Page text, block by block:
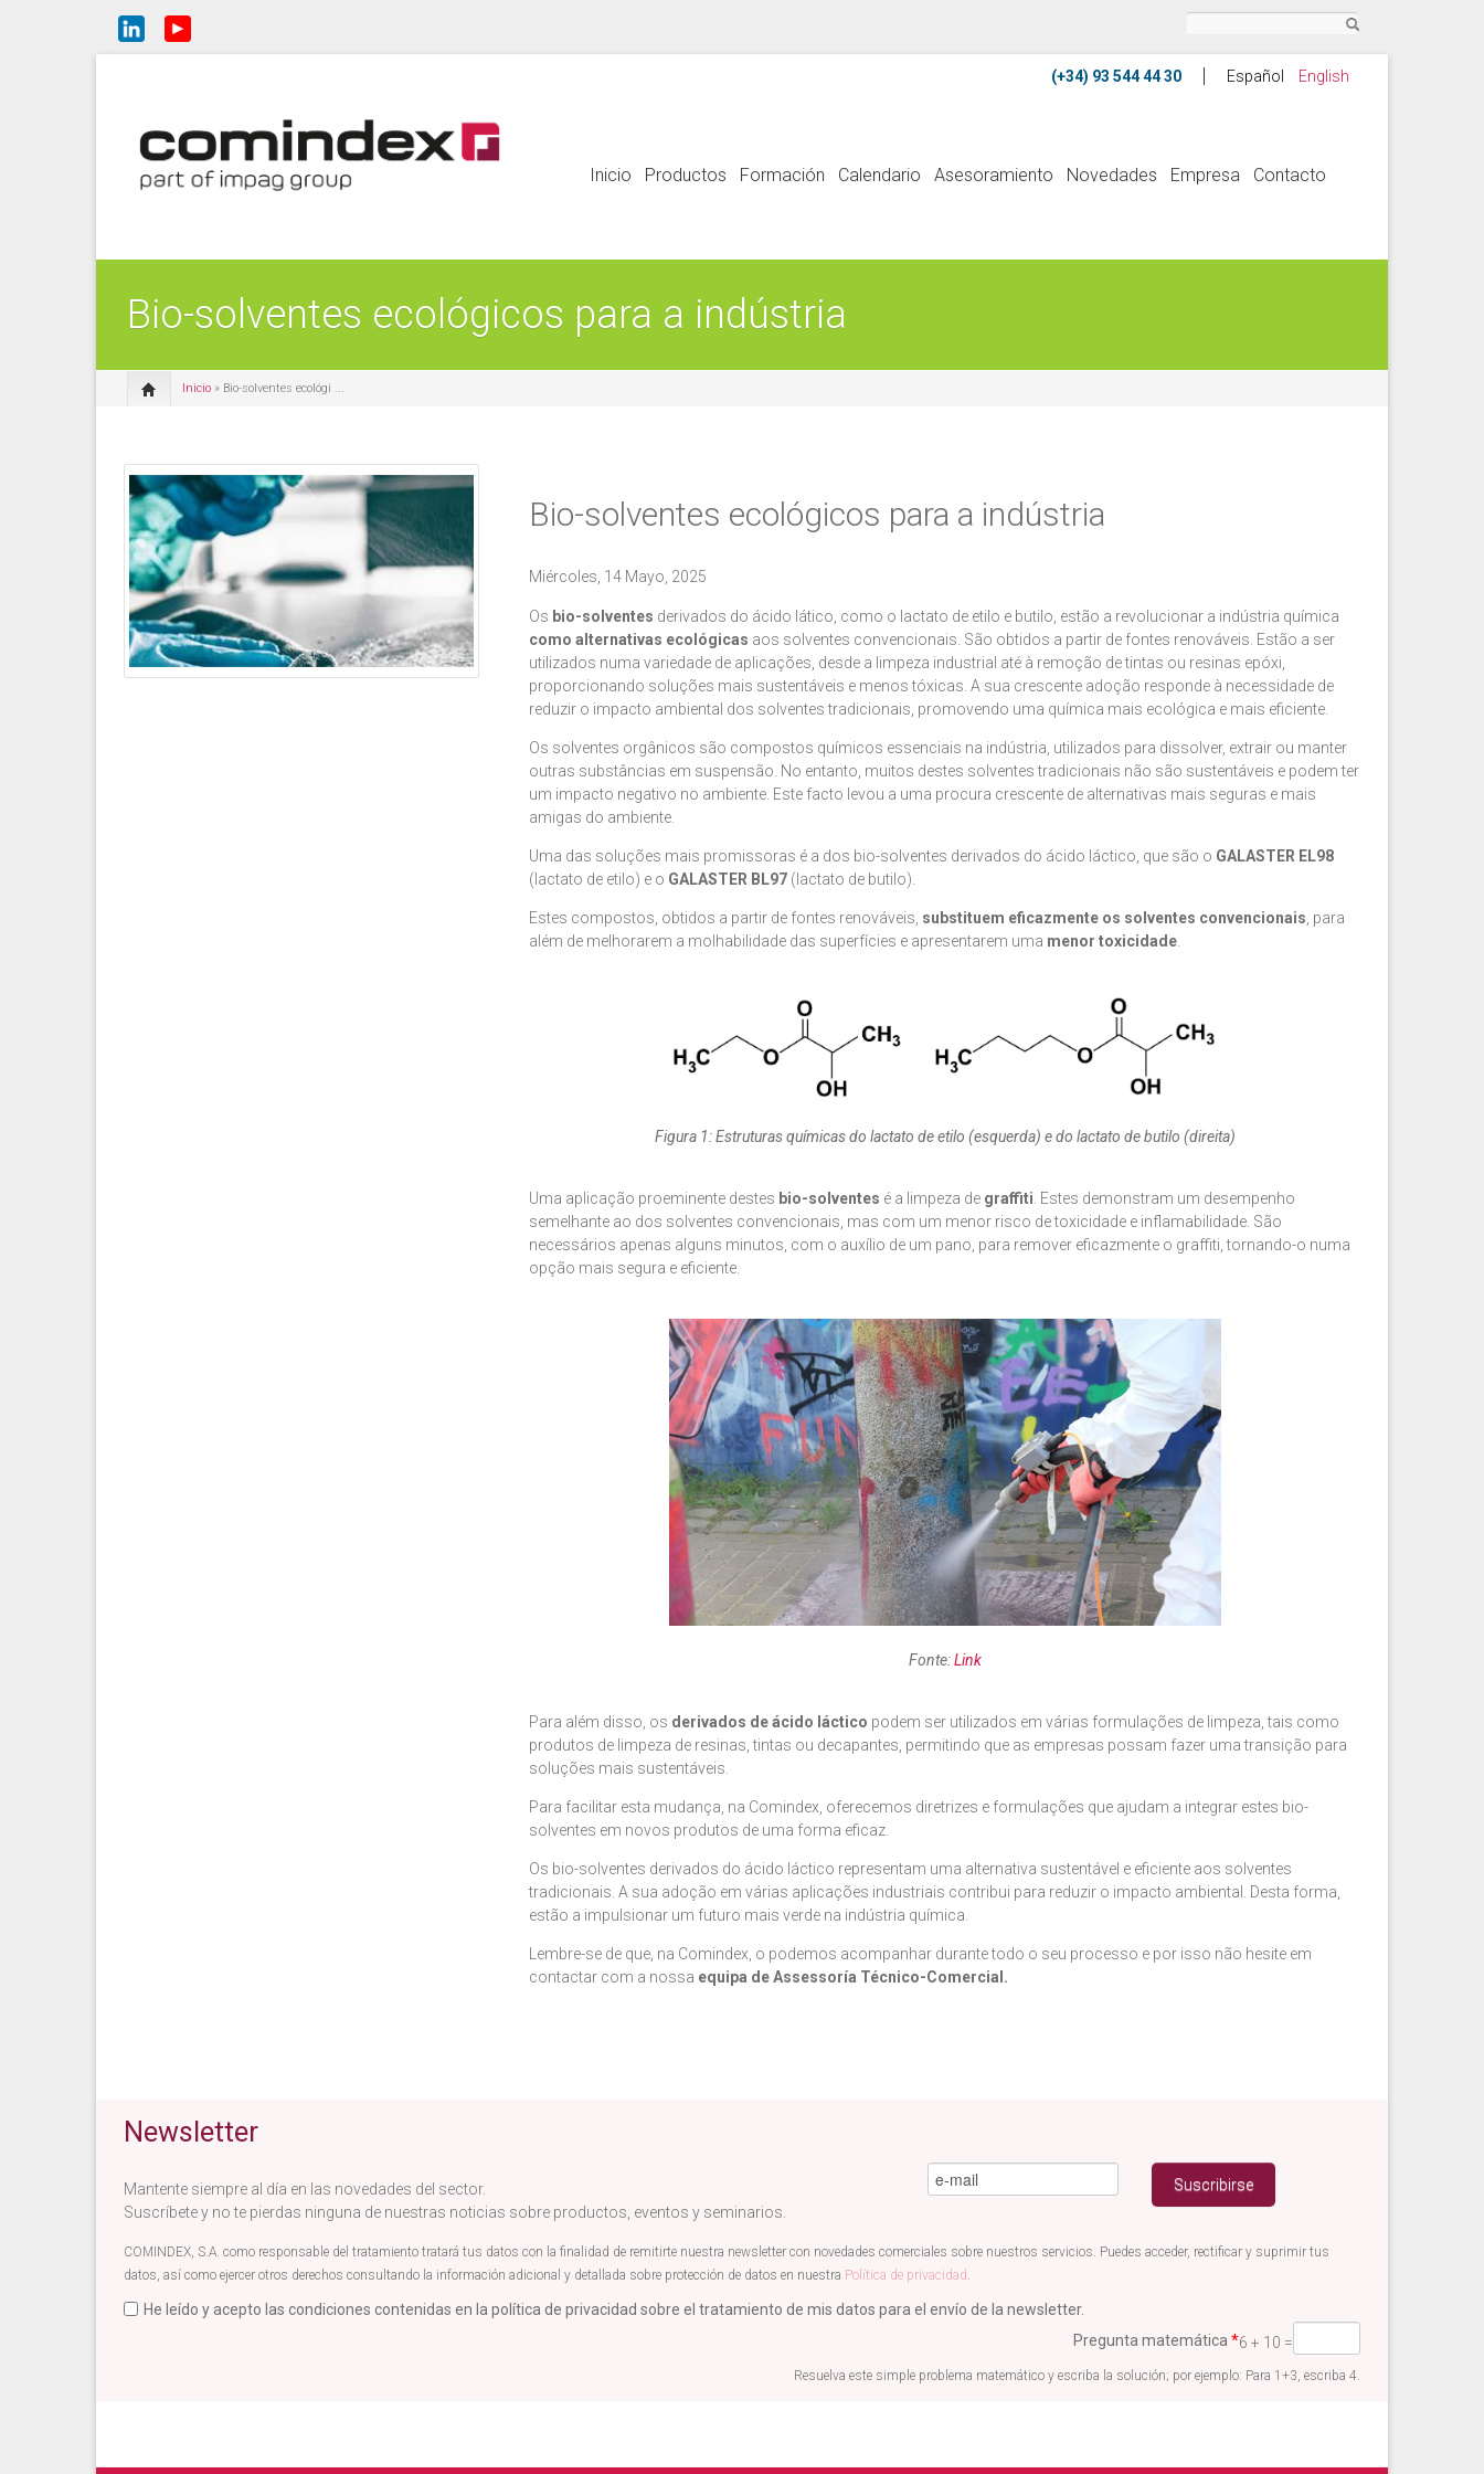
Español English
Inicio Productos Formación Calendario Asesoramiento Novedades Empresa Contacto
Bio-solventes ecológicos para a indústria
Inicio » Bio-solventes ecológi ...
Bio-solventes ecológicos para a indústria
Miércoles, 14 Mayo, 2025
Os bio-solventes derivados do ácido lático, como o lactato de etilo e butilo, estão a revolucionar a indústria química
como alternativas ecológicas aos solventes convencionais. São obtidos a partir de fontes renováveis. Estão a ser
utilizados numa variedade de aplicações, desde a limpeza industrial até à remoção de tintas ou resinas epóxi,
proporcionando soluções mais sustentáveis e menos tóxicas. A sua crescente adoção responde à necessidade de
reduzir o impacto ambiental dos solventes tradicionais, promovendo uma química mais ecológica e mais eficiente.
Os solventes orgânicos são compostos químicos essenciais na indústria, utilizados para dissolver, extrair ou manter
outras substâncias em suspensão. No entanto, muitos destes solventes tradicionais não são sustentáveis e podem ter
um impacto negativo no ambiente. Este facto levou a uma procura crescente de alternativas mais seguras e mais
amigas do ambiente.
Uma das soluções mais promissoras é a dos bio-solventes derivados do ácido láctico, que são o GALASTER EL98
(lactato de etilo) e o GALASTER BL97 (lactato de butilo).
Estes compostos, obtidos a partir de fontes renováveis, substituem eficazmente os solventes convencionais , para
além de melhorarem a molhabilidade das superfícies e apresentarem uma menor toxicidade
Figura 1: Estruturas químicas do lactato de etilo (esquerda) e do lactato de butilo (direita)
Uma aplicação proeminente destes bio-solventes é a limpeza de graffiti . Estes demonstram um desempenho
semelhante ao dos solventes convencionais, mas com um menor risco de toxicidade e inflamabilidade. São
necessários apenas alguns minutos, com o auxílio de um pano, para remover eficazmente o graffiti, tornando-o numa
opção mais segura e eficiente.
Fonte:Link
Para além disso, os derivados de ácido láctico podem ser utilizados em várias formulações de limpeza, tais como
produtos de limpeza de resinas, tintas ou decapantes, permitindo que as empresas possam fazer uma transição para
soluções mais sustentáveis.
Para facilitar esta mudança, na Comindex, oferecemos diretrizes e formulações que ajudam a integrar estes bio-
solventes em novos produtos de uma forma eficaz.
Os bio-solventes derivados do ácido láctico representam uma alternativa sustentável e eficiente aos solventes
tradicionais. A sua adoção em várias aplicações industriais contribui para reduzir o impacto ambiental. Desta forma,
estão a impulsionar um futuro mais verde na indústria química.
Lembre-se de que, na Comindex, o podemos acompanhar durante todo o seu processo e por isso não hesite em
contactar com a nossa equipa de Assessoría Técnico-Comercial.
Newsletter
Mantente siempre al día en las novedades del sector.
Suscríbete y no te pierdas ninguna de nuestras noticias sobre productos, eventos y seminarios.
e-mail*
He leído y acepto las condiciones contenidas en la política de privacidad sobre el tratamiento de mis datos para el envío de la newsletter.
COMINDEX, S.A. como responsable del tratamiento tratará tus datos con la finalidad de remitirte nuestra newsletter con novedades comerciales sobre nuestros servicios. Puedes acceder, rectificar y suprimir tus
datos, así como ejercer otros derechos consultando la información adicional y detallada sobre protección de datos en nuestra Política de privacidad
Pregunta matemática *6 + 10 =
Resuelva este simple problema matemático y escriba la solución; por ejemplo: Para 1+3, escriba 4.